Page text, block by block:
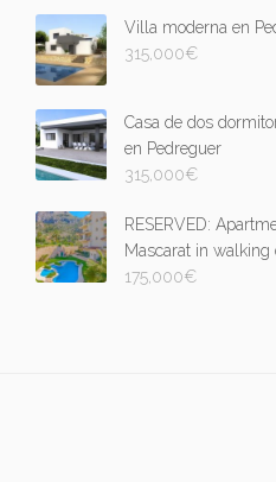
Villa moderna en
315,000€
Casa de dos
en Pedreguer
315,000€
RESERVED:
Mascarat in walking
175,000€